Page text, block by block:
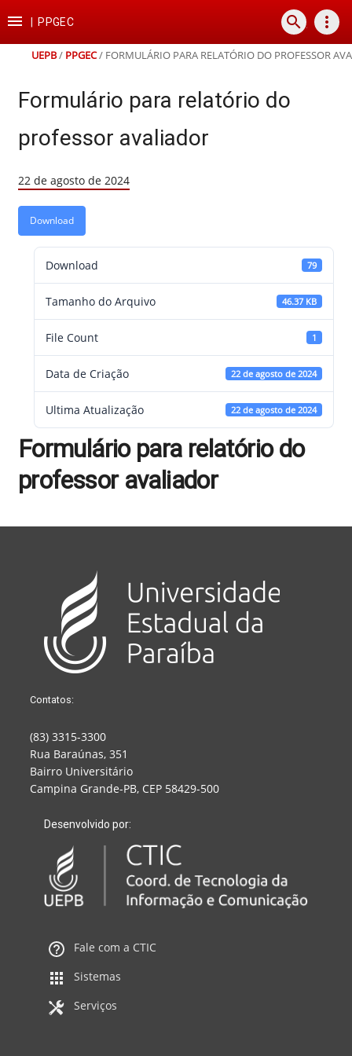
para
conteúdo
para
para
para
rodapé
 PPGEC search more_vert
UEPB/ PPGEC/ FORMULÁRIO PARA RELATÓRIO DO PROFESSOR
Formulário para relatório do
professor avaliador
22 de agosto de 2024
Download
Download 79
Tamanho do Arquivo 46.37 KB
File Count 1
Data de Criação 22 de agosto de 2024
Ultima Atualização 22 de agosto de 2024
Formulário para relatório do
professor avaliador
Contatos:
(83) 3315-3300
Rua Baraúnas, 351
Bairro Universitário
Campina Grande-PB, CEP 58429-500
Desenvolvido por:
Fale com a CTIC
Sistemas
Serviços